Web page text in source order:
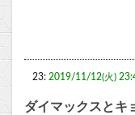
23: 2019/11/12(火)
ダイマックスとキ